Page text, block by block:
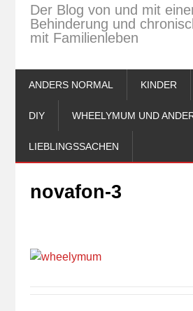
Der Blog von und mit
Behinderung und
mit Familienleben
ANDERS NORMAL KINDER
DIY WHEELYMUM UND
LIEBLINGSSACHEN
novafon-3